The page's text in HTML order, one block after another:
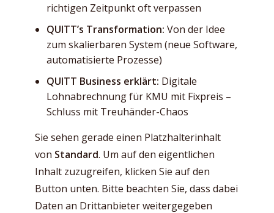
richtigen Zeitpunkt oft verpassen
QUITT’s Transformation: Von der Idee
zum skalierbaren System (neue Software,
automatisierte Prozesse)
QUITT Business erklärt: Digitale
Lohnabrechnung für KMU mit Fixpreis –
Schluss mit Treuhänder-Chaos
Sie sehen gerade einen Platzhalterinhalt
von Standard. Um auf den eigentlichen
Inhalt zuzugreifen, klicken Sie auf den
Button unten. Bitte beachten Sie, dass dabei
Daten an Drittanbieter weitergegeben